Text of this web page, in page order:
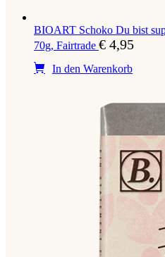
BIOART Schoko Du bist
70g, Fairtrade € 4,95
In den Warenkorb